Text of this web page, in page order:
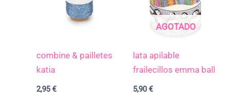
combine & pailletes
katia
2,95€
AGOTADO
lata apilable
frailecillos emma ball
5,90€